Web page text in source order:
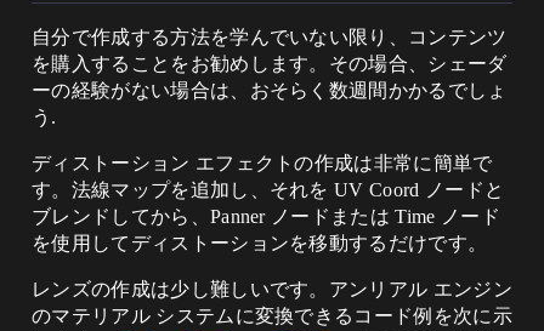
自分で作成する方法を学んでいない限り、コンテンツ
を購入することをお勧めします。その場合、シェーダ
ーの経験がない場合は、おそらく数週間かかるでしょ
う.
ディストーション エフェクトの作成は非常に簡単で
す。法線マップを追加し、それを UV Coord ノードと
ブレンドしてから、Panner ノードまたは Time ノード
を使用してディストーションを移動するだけです。
レンズの作成は少し難しいです。アンリアル エンジン
のマテリアル システムに変換できるコード例を次に示